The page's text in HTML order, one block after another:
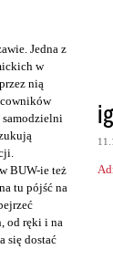
Jedna z
w
nią
samodzielni
BUW-ie też
tu pójść na
od ręki i na
się dostać
z
e